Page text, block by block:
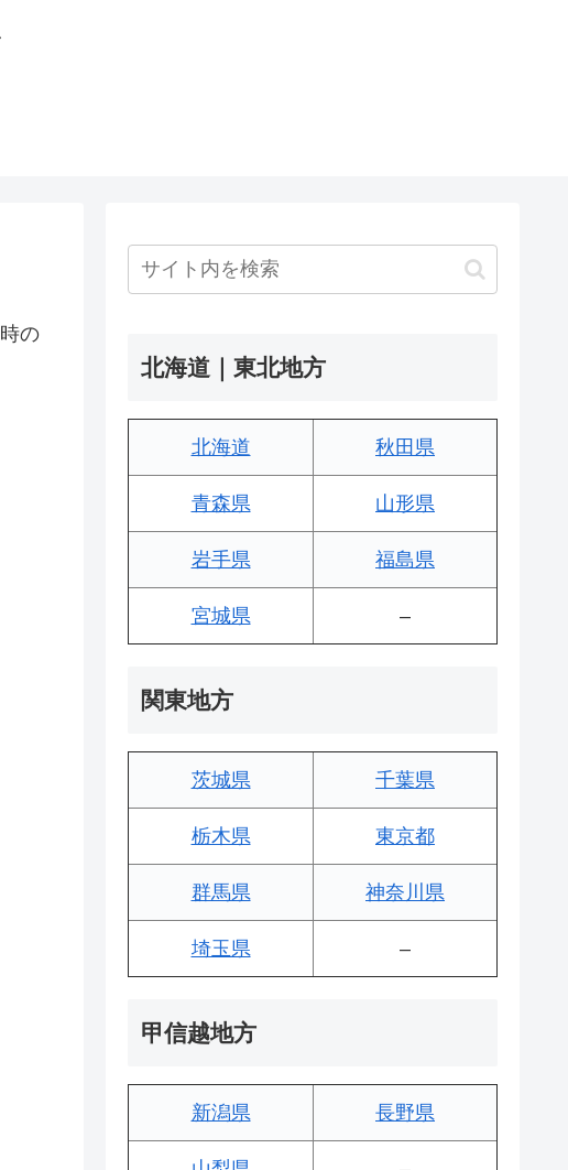
の
北海道｜東北地方
北海道 秋田県
青森県 山形県
岩手県 福島県
宮城県 –
関東地方
茨城県 千葉県
栃木県 東京都
群馬県 神奈川県
埼玉県 –
甲信越地方
新潟県 長野県